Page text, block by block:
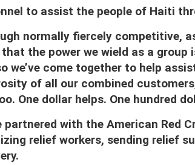
to assist the people of Haiti
normally fiercely competitive,
the power we wield as a
we’ve come together to help
of all our combined
One dollar helps. One hundred
partnered with the American Red
relief workers, sending relief